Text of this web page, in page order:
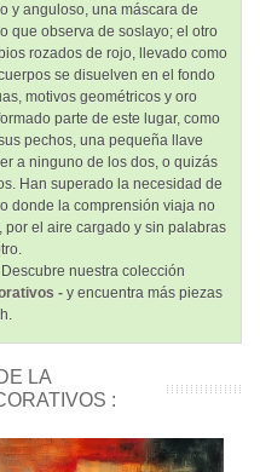
y anguloso, una máscara de
que observa de soslayo; el otro
rozados de rojo, llevado como
se disuelven en el fondo
motivos geométricos y oro
parte de este lugar, como
pechos, una pequeña llave
a ninguno de los dos, o quizás
Han superado la necesidad de
donde la comprensión viaja no
el aire cargado y sin palabras
nuestra colección
- y encuentra más piezas
LA
: